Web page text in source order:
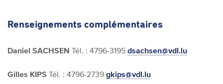
Renseignements complémentaires
Daniel SACHSEN Tél. : 4796-3195 dsachsen@vdl.lu
Gilles KIPS Tél. : 4796-2739 gkips@vdl.lu